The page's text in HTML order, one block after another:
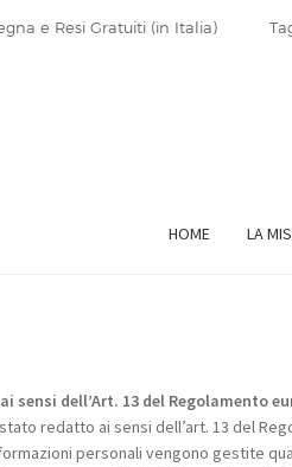
e Resi Gratuiti (in Italia)
HOME LA
dell’Art. 13 del Regolamento
redatto ai sensi dell’art. 13 del
personali vengono gestite